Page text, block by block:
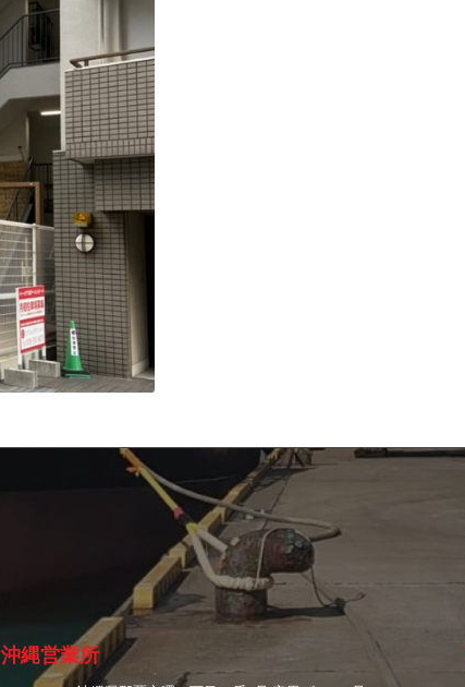
沖縄営業所